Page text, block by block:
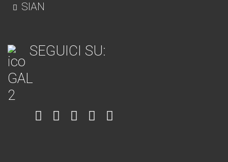
SIAN
SEGUICI SU:
Item Item Item Item